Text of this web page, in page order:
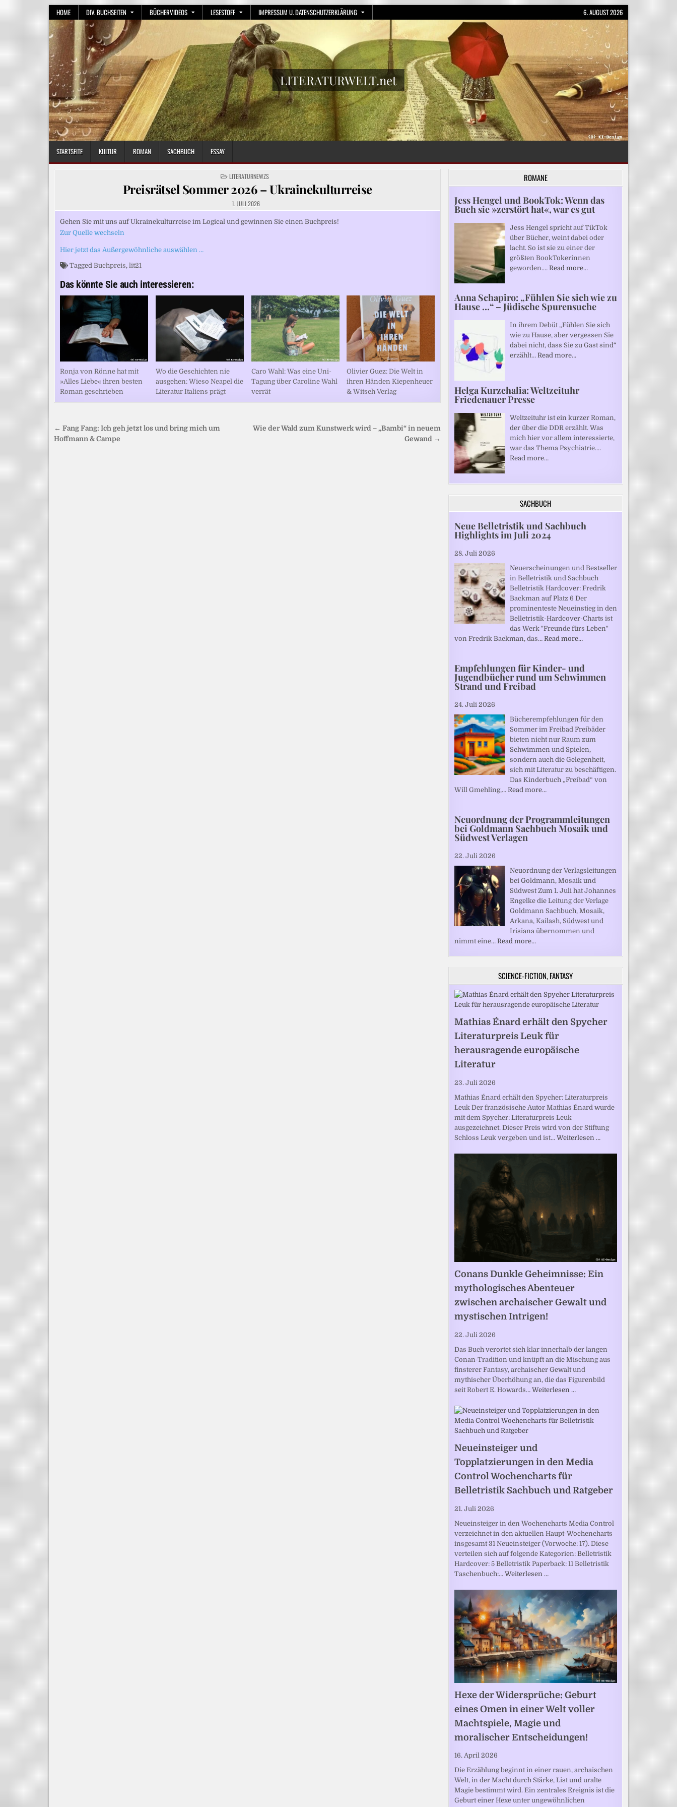
HOME DIV. BUCHSEITEN BÜCHERVIDEOS LESESTOFF IMPRESSUM U. DATENSCHUTZERKLÄRUNG 6. AUGUST 2026
LITERATURWELT.net
STARTSEITE KULTUR ROMAN SACHBUCH ESSAY
POSTED
IN
LITERATURNEWZS
Preisrätsel Sommer 2026 – Ukrainekulturreise
1. JULI 2026
Gehen Sie mit uns auf Ukrainekulturreise im Logical und gewinnen Sie einen Buchpreis!
Zur Quelle wechseln
Hier jetzt das Außergewöhnliche auswählen …
Tagged Buchpreis, lit21
Das könnte Sie auch interessieren:
Ronja von Rönne hat mit
»Alles Liebe« ihren besten
Roman geschrieben
Wo die Geschichten nie
ausgehen: Wieso Neapel die
Literatur Italiens prägt
Caro Wahl: Was eine Uni-
Tagung über Caroline Wahl
verrät
Olivier Guez: Die Welt in
ihren Händen Kiepenheuer
& Witsch Verlag
Beitragsnavigation
Wie der Wald zum Kunstwerk wird – „Bambi“ in neuem
Gewand →
← Fang Fang: Ich geh jetzt los und bring mich um
Hoffmann & Campe
ROMANE
Jess Hengel und BookTok: Wenn das
Buch sie »zerstört hat«, war es gut
Jess Hengel spricht auf TikTok
über Bücher, weint dabei oder
lacht. So ist sie zu einer der
größten BookTokerinnen
geworden.… Read more…
Anna Schapiro: „Fühlen Sie sich wie zu
Hause …“ – Jüdische Spurensuche
In ihrem Debüt „Fühlen Sie sich
wie zu Hause, aber vergessen Sie
dabei nicht, dass Sie zu Gast sind“
erzählt… Read more…
Helga Kurzchalia: Weltzeituhr
Friedenauer Presse
Weltzeituhr ist ein kurzer Roman,
der über die DDR erzählt. Was
mich hier vor allem interessierte,
war das Thema Psychiatrie.…
Read more…
SACHBUCH
Neue Belletristik und Sachbuch
Highlights im Juli 2024
28. Juli 2026
Neuerscheinungen und Bestseller
in Belletristik und Sachbuch
Belletristik Hardcover: Fredrik
Backman auf Platz 6 Der
prominenteste Neueinstieg in den
Belletristik-Hardcover-Charts ist
das Werk "Freunde fürs Leben"
von Fredrik Backman, das… Read more…
Empfehlungen für Kinder- und
Jugendbücher rund um Schwimmen
Strand und Freibad
24. Juli 2026
Bücherempfehlungen für den
Sommer im Freibad Freibäder
bieten nicht nur Raum zum
Schwimmen und Spielen,
sondern auch die Gelegenheit,
sich mit Literatur zu beschäftigen.
Das Kinderbuch „Freibad“ von
Will Gmehling,… Read more…
Neuordnung der Programmleitungen
bei Goldmann Sachbuch Mosaik und
Südwest Verlagen
22. Juli 2026
Neuordnung der Verlagsleitungen
bei Goldmann, Mosaik und
Südwest Zum 1. Juli hat Johannes
Engelke die Leitung der Verlage
Goldmann Sachbuch, Mosaik,
Arkana, Kailash, Südwest und
Irisiana übernommen und
nimmt eine… Read more…
SCIENCE-FICTION, FANTASY
Mathias Énard erhält den Spycher
Literaturpreis Leuk für
herausragende europäische
Literatur
23. Juli 2026
Mathias Énard erhält den Spycher: Literaturpreis
Leuk Der französische Autor Mathias Énard wurde
mit dem Spycher: Literaturpreis Leuk
ausgezeichnet. Dieser Preis wird von der Stiftung
Schloss Leuk vergeben und ist… Weiterlesen …
Conans Dunkle Geheimnisse: Ein
mythologisches Abenteuer
zwischen archaischer Gewalt und
mystischen Intrigen!
22. Juli 2026
Das Buch verortet sich klar innerhalb der langen
Conan-Tradition und knüpft an die Mischung aus
finsterer Fantasy, archaischer Gewalt und
mythischer Überhöhung an, die das Figurenbild
seit Robert E. Howards… Weiterlesen …
Neueinsteiger und
Topplatzierungen in den Media
Control Wochencharts für
Belletristik Sachbuch und Ratgeber
21. Juli 2026
Neueinsteiger in den Wochencharts Media Control
verzeichnet in den aktuellen Haupt-Wochencharts
insgesamt 31 Neueinsteiger (Vorwoche: 17). Diese
verteilen sich auf folgende Kategorien: Belletristik
Hardcover: 5 Belletristik Paperback: 11 Belletristik
Taschenbuch:… Weiterlesen …
Hexe der Widersprüche: Geburt
eines Omen in einer Welt voller
Machtspiele, Magie und
moralischer Entscheidungen!
16. April 2026
Die Erzählung beginnt in einer rauen, archaischen
Welt, in der Macht durch Stärke, List und uralte
Magie bestimmt wird. Ein zentrales Ereignis ist die
Geburt einer Hexe unter ungewöhnlichen